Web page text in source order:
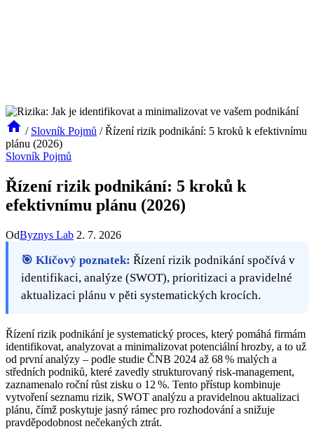
/ Slovník Pojmů / Řízení rizik podnikání: 5 kroků k efektivnímu
plánu (2026)
Slovník Pojmů
Řízení rizik podnikání: 5 kroků k
efektivnímu plánu (2026)
OdByznys Lab 2. 7. 2026
🎯 Klíčový poznatek: Řízení rizik podnikání spočívá v
identifikaci, analýze (SWOT), prioritizaci a pravidelné
aktualizaci plánu v pěti systematických krocích.
Řízení rizik podnikání je systematický proces, který pomáhá firmám
identifikovat, analyzovat a minimalizovat potenciální hrozby, a to už
od první analýzy – podle studie ČNB 2024 až 68 % malých a
středních podniků, které zavedly strukturovaný risk‑management,
zaznamenalo roční růst zisku o 12 %. Tento přístup kombinuje
vytvoření seznamu rizik, SWOT analýzu a pravidelnou aktualizaci
plánu, čímž poskytuje jasný rámec pro rozhodování a snižuje
pravděpodobnost nečekaných ztrát.